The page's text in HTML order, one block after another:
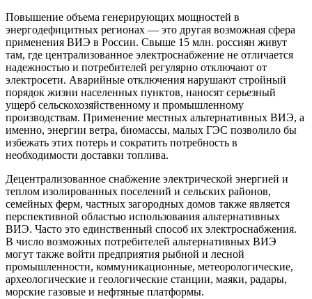
Повышение объема генерирующих мощностей в
энергодефицитных регионах — это другая возможная сфера
применения ВИЭ в России. Свыше 15 млн. россиян живут
там, где централизованное электроснабжение не отличается
надежностью и потребителей регулярно отключают от
электросети. Аварийные отключения нарушают стройный
порядок жизни населенных пунктов, наносят серьезный
ущерб сельскохозяйственному и промышленному
производствам. Применение местных альтернативных ВИЭ, а
именно, энергии ветра, биомассы, малых ГЭС позволило бы
избежать этих потерь и сократить потребность в
необходимости доставки топлива.
Децентрализованное снабжение электрической энергией и
теплом изолированных поселений и сельских районов,
семейных ферм, частных загородных домов также является
перспективной областью использования альтернативных
ВИЭ. Часто это единственный способ их электроснабжения.
В число возможных потребителей альтернативных ВИЭ
могут также войти предприятия рыбной и лесной
промышленности, коммуникационные, метеорологические,
археологические и геологические станции, маяки, радары,
морские газовые и нефтяные платформы.